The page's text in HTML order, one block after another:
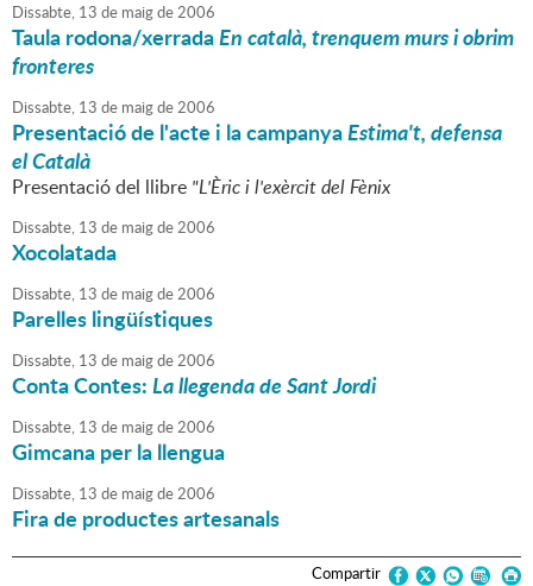
Dissabte, 13 de maigde2006
Taula rodona/xerradaEn català, trenquem murs i obrim
fronteres
Dissabte, 13 de maigde2006
Presentació de l'acte i la campanyaEstima't, defensa
el Català
Presentació del llibre "L'Èric i l'exèrcit del Fènix
Dissabte, 13 de maigde2006
Xocolatada
Dissabte, 13 de maigde2006
Parelles lingüístiques
Dissabte, 13 de maigde2006
Conta Contes:La llegenda de Sant Jordi
Dissabte, 13 de maigde2006
Gimcana per la llengua
Dissabte, 13 de maigde2006
Fira de productes artesanals
Compartir